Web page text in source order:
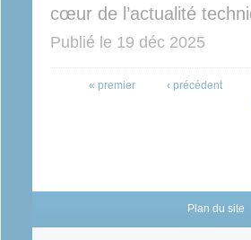
cœur de l’actualité
Publié le 19 déc 2025
« premier ‹ précédent
Plan du site